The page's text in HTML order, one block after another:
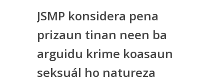
JSMP konsidera pena
prizaun tinan neen ba
arguidu krime koasaun
seksuál ho natureza